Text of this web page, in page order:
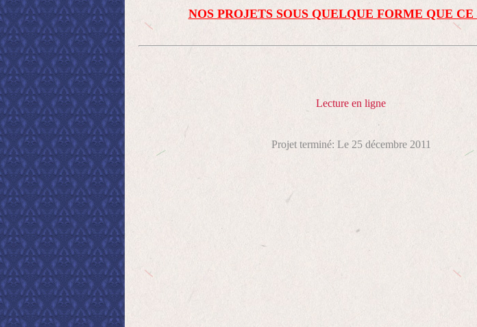
NOS PROJETS SOUS QUELQUE FORME QUE
Lecture en ligne
Projet terminé: Le 25 décembre 2011